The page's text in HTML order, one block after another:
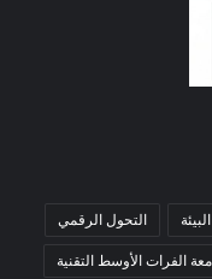
البيئة التحول الرقمي
الفرات الأوسط التقنية